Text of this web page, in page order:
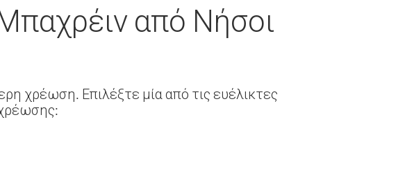
από Νήσοι
χρέωση. Επιλέξτε μία από τις ευέλικτες